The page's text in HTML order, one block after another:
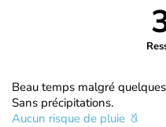
Beau temps malgré
Sans précipitations.
Aucun risque de pluie